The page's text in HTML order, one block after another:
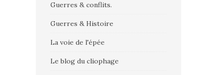
Guerres & conflits.
Guerres & Histoire
La voie de l'épée
Le blog du cliophage